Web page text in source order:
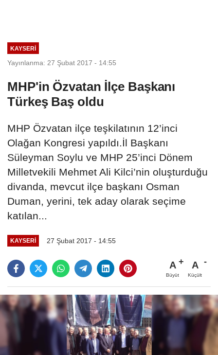
KAYSERI
Yayınlanma: 27 Şubat 2017 - 14:55
MHP'in Özvatan İlçe Başkanı
Türkeş Baş oldu
MHP Özvatan ilçe teşkilatının 12’inci
Olağan Kongresi yapıldı.İl Başkanı
Süleyman Soylu ve MHP 25’inci Dönem
Milletvekili Mehmet Ali Kilci’nin oluşturduğu
divanda, mevcut ilçe başkanı Osman
Duman, yerini, tek aday olarak seçime
katılan...
KAYSERI 27 Şubat 2017 - 14:55
A
Büyüt
A
Küçült